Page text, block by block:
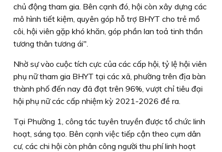
chủ động tham gia. Bên cạnh đó, hội còn xây dựng các
mô hình tiết kiệm, quyên góp hỗ trợ BHYT cho trẻ mồ
côi, hội viên gặp khó khăn, góp phần lan toả tinh thần
tương thân tương ái".
Nhờ sự vào cuộc tích cực của các cấp hội, tỷ lệ hội viên
phụ nữ tham gia BHYT tại các xã, phường trên địa bàn
thành phố đến nay đã đạt trên 96%, vượt chỉ tiêu đại
hội phụ nữ các cấp nhiệm kỳ 2021-2026 đề ra.
Tại Phường 1, công tác tuyên truyền được tổ chức linh
hoạt, sáng tạo. Bên cạnh việc tiếp cận theo cụm dân
cư, các chi hội còn phân công người thu phí linh hoạt